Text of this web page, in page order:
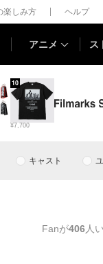
楽しみ方 ヘルプ
アニメ ス
¥7,700
10
キャスト
Fanが406人